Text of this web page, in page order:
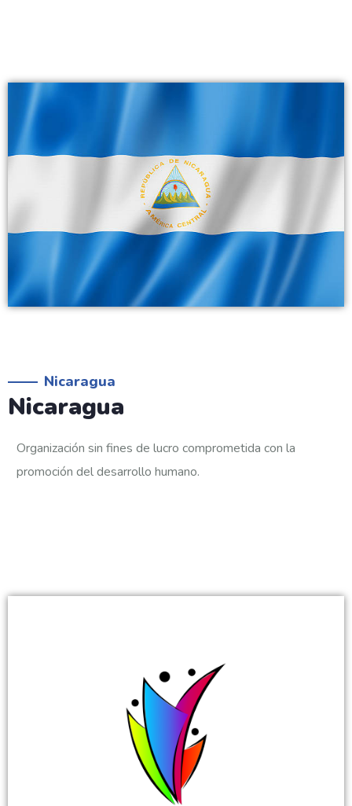
Nicaragua
Nicaragua
Organización sin fines de lucro comprometida con la
promoción del desarrollo humano.